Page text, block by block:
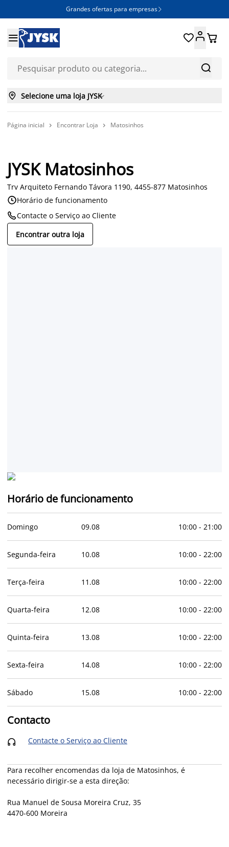
Grandes ofertas para empresas 


 
 Selecione uma loja JYSK
Página inicial  Encontrar Loja  Matosinhos
JYSK Matosinhos
Trv Arquiteto Fernando Távora 1190, 4455-877 Matosinhos
Horário de funcionamento
Contacte o Serviço ao Cliente
Encontrar outra loja
Horário de funcionamento
Domingo 09.08 10:00- 21:00
Segunda-feira 10.08 10:00- 22:00
Terça-feira 11 .08 10:00- 22:00
Quarta-feira 12.08 10:00- 22:00
Quinta-feira 13.08 10:00- 22:00
Sexta-feira 14.08 10:00- 22:00
Sábado 15.08 10:00- 22:00
Contacto
 Contacte o Serviço ao Cliente
Para recolher encomendas da loja de Matosinhos, é
necessário dirigir-se a esta direção:
Rua Manuel de Sousa Moreira Cruz, 35
4470-600 Moreira